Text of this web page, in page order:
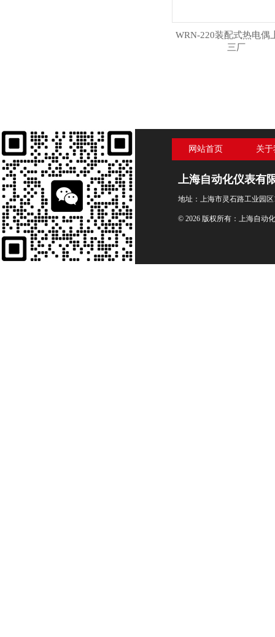
WRN-220装配式热电偶
三厂
网站首页 关
上海自动化仪表有
地址：上海市灵石路工业园区
© 2026 版权所有：上海自动